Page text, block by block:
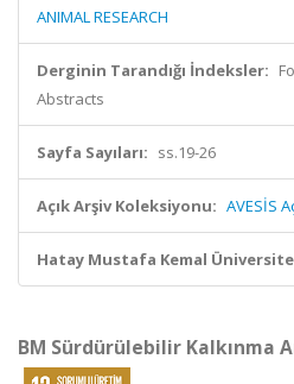
ANIMAL RESEARCH
Derginin Tarandığı İndeksler:
Abstracts
Sayfa Sayıları: ss.19-26
Açık Arşiv Koleksiyonu: AVESİS
Hatay Mustafa Kemal
BM Sürdürülebilir Kalkınma